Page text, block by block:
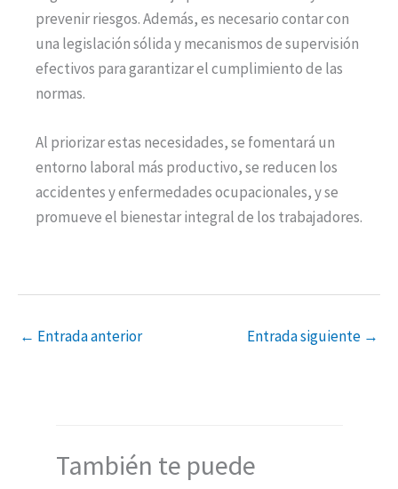
prevenir riesgos. Además, es necesario contar con
una legislación sólida y mecanismos de supervisión
efectivos para garantizar el cumplimiento de las
normas.
Al priorizar estas necesidades, se fomentará un
entorno laboral más productivo, se reducen los
accidentes y enfermedades ocupacionales, y se
promueve el bienestar integral de los trabajadores.
← Entrada anterior Entrada siguiente →
También te puede